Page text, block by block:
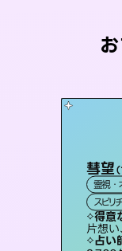
彗望（
霊視・
スピリ
得意
片想
占い